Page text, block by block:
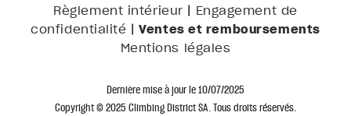
Règlement intérieur| Engagement de
confidentialité |Ventes et remboursements
Mentions légales
Dernière mise à jour le 10/07/2025
Copyright © 2025 Climbing District SA. Tous droits réservés.